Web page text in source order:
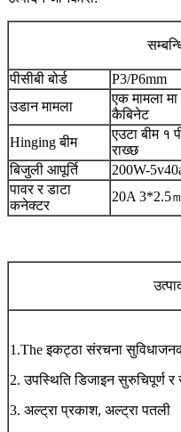
पीसीबी बोर्ड
P3/P6mm
उडान मामला
एक मामला
कैबिनेट
Hinging बीम
एउटा बीम १
राख्छ
बिजुली आपूर्ति
200W-
पावर र डाटा
कनेक्टर
20A 3*2.5
1.The इकट्ठा संरचना
2. उपस्थिति डिजाइन सुरुचिपूर्ण
3. अल्ट्रा प्रकाश, अल्ट्रा पतली